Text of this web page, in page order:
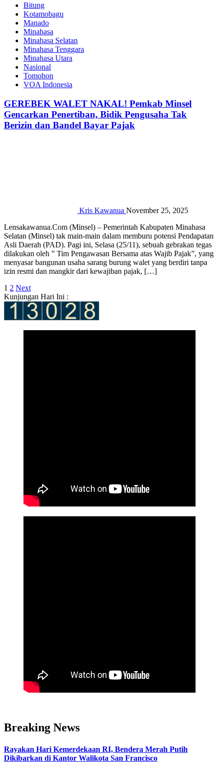
Bitung
Kotamobagu
Manado
Minahasa
Minahasa Selatan
Minahasa Tenggara
Minahasa Utara
Nasional
Tomohon
VOA Indonesia
GEREBEK WALET NAKAL! Pemkab Minsel
Gencarkan Penertiban, Bidik Pengusaha Tak
Berizin dan Bandel Bayar Pajak‎‎
Kris Kawanua November 25, 2025
‎‎Lensakawanua.Com (Minsel) – Pemerintah Kabupaten Minahasa
Selatan (Minsel) tak main-main dalam memburu potensi Pendapatan
Asli Daerah (PAD). Pagi ini, Selasa (25/11), sebuah gebrakan tegas
dilakukan oleh ” Tim Pengawasan Bersama atas Wajib Pajak”, yang
menyasar bangunan usaha sarang burung walet yang berdiri tanpa
izin resmi dan mangkir dari kewajiban pajak, […]
Posts
pagination
1 2 Next
Kunjungan Hari Ini :
Breaking News
Rayakan Hari Kemerdekaan RI, Bendera Merah Putih
Dikibarkan di Kantor Walikota San Francisco